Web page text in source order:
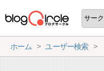
ホーム ユーザー検索